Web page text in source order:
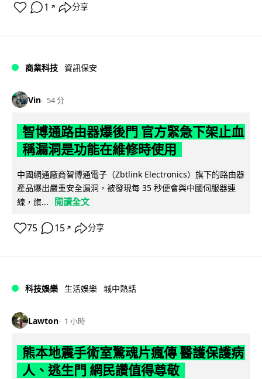
1 ↗ 分享
商業科技 資訊保安
Vin 54 分
智博通路由器爆後門 官方緊急下架止血
稱漏洞是功能在維修時使用
中國網通廠商智博通電子（Zbtlink Electronics）旗下的路由器
產品爆出嚴重安全漏洞，被發現每 35 秒便會與中國伺服器連
線，旗...
閱讀全文
75 15 ↗ 分享
科技娛樂 生活娛樂 城中熱話
Lawton 1 小時
熊本地震手術室驚魂片瘋傳 醫護保護病
人、逃生門 網民讚值得尊敬